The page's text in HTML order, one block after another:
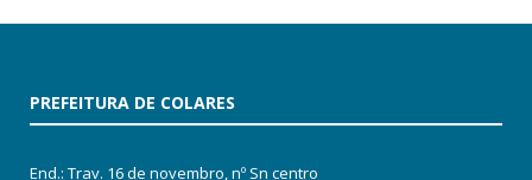
PREFEITURA DE COLARES
End.: Trav. 16 de novembro, nº Sn centro